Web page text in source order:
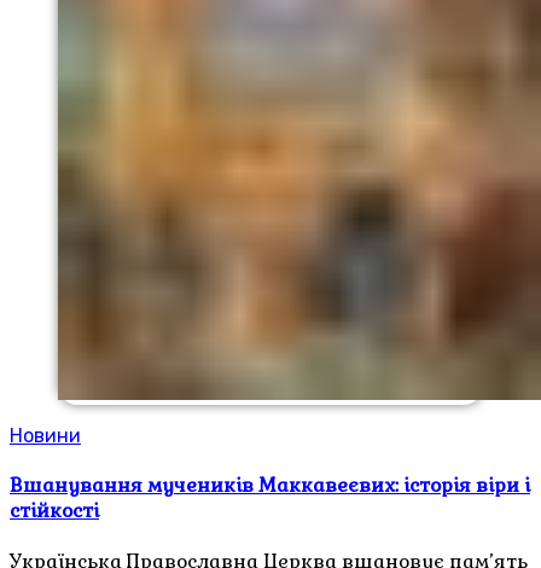
Новини
Вшанування мучеників Маккавеєвих: історія віри і
стійкості
Українська Православна Церква вшановує пам’ять